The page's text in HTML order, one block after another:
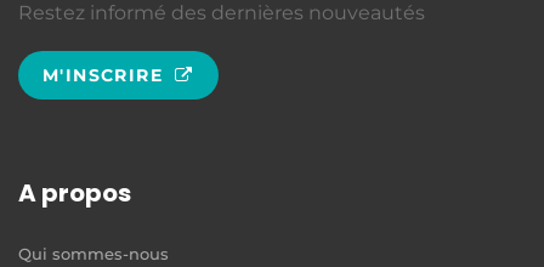
Restez informé des dernières nouveautés
M'INSCRIRE
A propos
Qui sommes-nous